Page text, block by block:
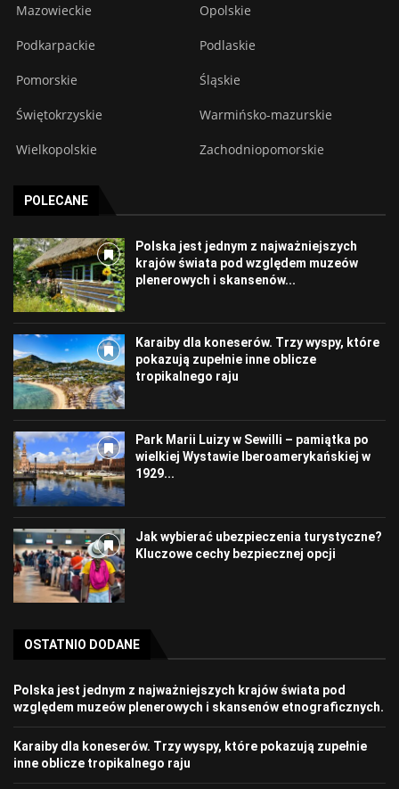
Mazowieckie Opolskie
Podkarpackie Podlaskie
Pomorskie Śląskie
Świętokrzyskie Warmińsko-mazurskie
Wielkopolskie Zachodniopomorskie
POLECANE
Polska jest jednym z najważniejszych
krajów świata pod względem muzeów
plenerowych i skansenów...
Karaiby dla koneserów. Trzy wyspy, które
pokazują zupełnie inne oblicze
tropikalnego raju
Park Marii Luizy w Sewilli – pamiątka po
wielkiej Wystawie Iberoamerykańskiej w
1929...
Jak wybierać ubezpieczenia turystyczne?
Kluczowe cechy bezpiecznej opcji
OSTATNIO DODANE
Polska jest jednym z najważniejszych krajów świata pod
względem muzeów plenerowych i skansenów etnograficznych.
Karaiby dla koneserów. Trzy wyspy, które pokazują zupełnie
inne oblicze tropikalnego raju